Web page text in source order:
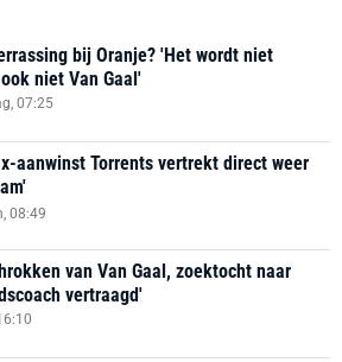
bij Oranje? 'Het wordt niet
niet Van Gaal'
07:25
aanwinst Torrents vertrekt direct weer
08:49
van Van Gaal, zoektocht naar
vertraagd'